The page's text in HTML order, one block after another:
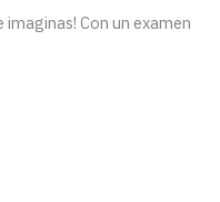
imaginas! Con un examen